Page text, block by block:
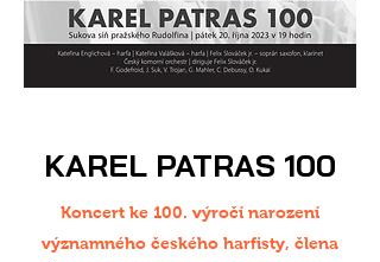
KAREL PATRAS 100
Koncert ke 100. výročí narození
významného českého harfisty, člena